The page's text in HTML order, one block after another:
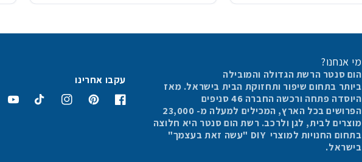
מי אנחנו?
הום סנטר הרשת הגדולה והמובילה
ביותר בתחום שיפור ותחזוקת הבית בישראל. מאז
היוסדה פתחה ורכשה החברה 46 סניפים
הפרושים בכל הארץ, המכילים למעלה מ- 23,000
מוצרים לבית, לגן ולרכב. רשת הום סנטר היא חלוצה
בתחום החנויות למוצרי DIY "עשה זאת בעצמך"
בישראל.
עקבו אחרינו
פייסבוקפינטרסטאינסטגרםטיקטוק